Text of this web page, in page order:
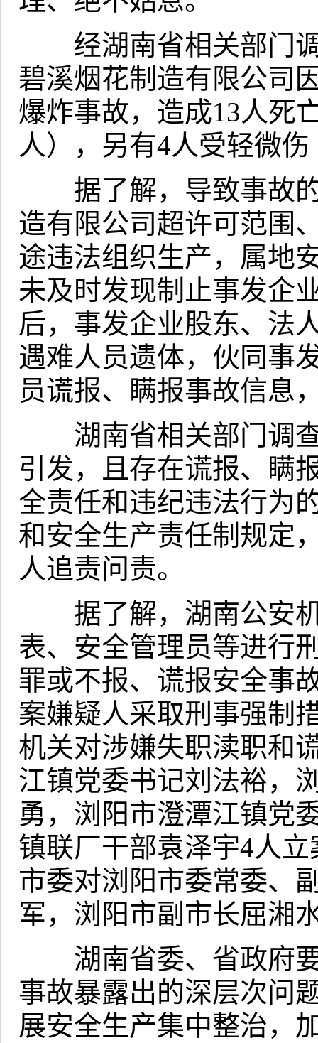
经湖南省相关部门
碧溪烟花制造有限公司
爆炸事故，造成13人死
人），另有4人受轻微
据了解，导致事故的
造有限公司超许可范围
途违法组织生产，属地
未及时发现制止事发企
后，事发企业股东、法
遇难人员遗体，伙同事
员谎报、瞒报事故信息
湖南省相关部门调查
引发，且存在谎报、瞒
全责任和违纪违法行为
和安全生产责任制规定
人追责问责。
据了解，湖南公安机
表、安全管理员等进行
罪或不报、谎报安全事
案嫌疑人采取刑事强制
机关对涉嫌失职渎职和
江镇党委书记刘法裕，
勇，浏阳市澄潭江镇党
镇联厂干部袁泽宇4人
市委对浏阳市委常委、
军，浏阳市副市长屈湘
湖南省委、省政府要
事故暴露出的深层次问
展安全生产集中整治，